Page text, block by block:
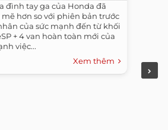
đình tay ga của Honda đã
hơn so với phiên bản trước
của sức mạnh đến từ khối
+ 4 van hoàn toàn mới của
việc...
Xem thêm